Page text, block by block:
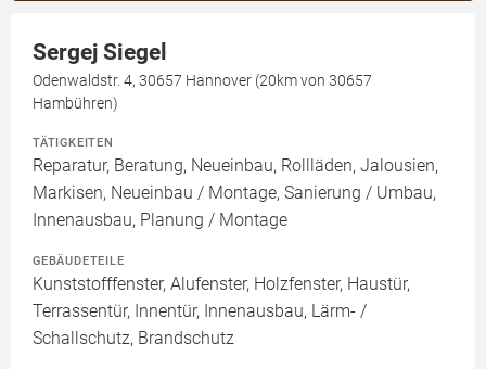
Sergej Siegel
Odenwaldstr. 4, 30657 Hannover (20km von 30657
Hambühren)
TÄTIGKEITEN
Reparatur, Beratung, Neueinbau, Rollläden, Jalousien,
Markisen, Neueinbau / Montage, Sanierung / Umbau,
Innenausbau, Planung / Montage
GEBÄUDETEILE
Kunststofffenster, Alufenster, Holzfenster, Haustür,
Terrassentür, Innentür, Innenausbau, Lärm- /
Schallschutz, Brandschutz